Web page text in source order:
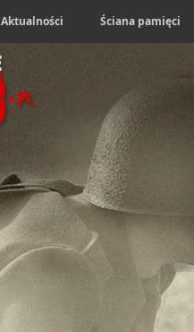
Aktualności Ściana pamięci